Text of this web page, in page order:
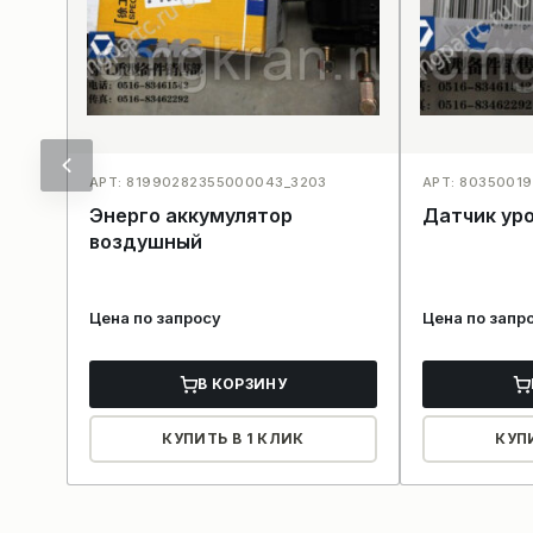
АРТ: 81990282355000043_3203
Энерго аккумулятор
воздушный
Цена по запросу
В КОРЗИНУ
КУПИТЬ В 1 КЛИК
АРТ:
Датчик
Цена по